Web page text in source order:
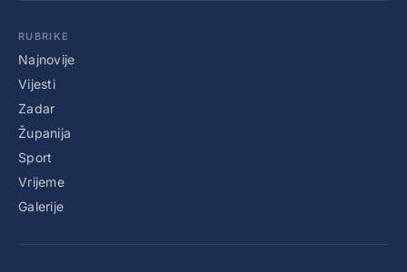
RUBRIKE
Najnovije
Vijesti
Zadar
Županija
Sport
Vrijeme
Galerije